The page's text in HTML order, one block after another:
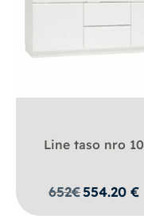
Line taso nro 10
652€554.20 €